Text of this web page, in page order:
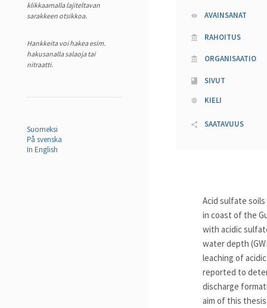
klikkaamalla lajiteltavan
sarakkeen otsikkoa.
Hankkeita voi hakea esim.
hakusanalla salaoja tai
nitraatti.
Suomeksi
På svenska
In English
AVAINSANAT
RAHOITUS
ORGANISAATIO
SIVUT
KIELI
SAATAVUUS
Acid sulfate
in coast of the
with acidic
water depth
leaching of
reported to
discharge
aim of this